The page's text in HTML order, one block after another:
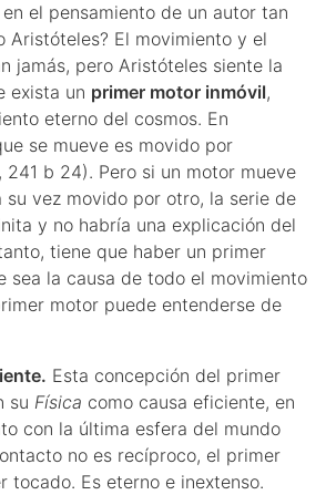
el pensamiento de un autor tan
Aristóteles? El movimiento y el
jamás, pero Aristóteles siente la
exista un primer motor inmóvil,
eterno del cosmos. En
se mueve es movido por
241 b 24). Pero si un motor mueve
su vez movido por otro, la serie de
y no habría una explicación del
tiene que haber un primer
sea la causa de todo el movimiento
motor puede entenderse de
Esta concepción del primer
su Física como causa eficiente, en
con la última esfera del mundo
no es recíproco, el primer
tocado. Es eterno e inextenso.